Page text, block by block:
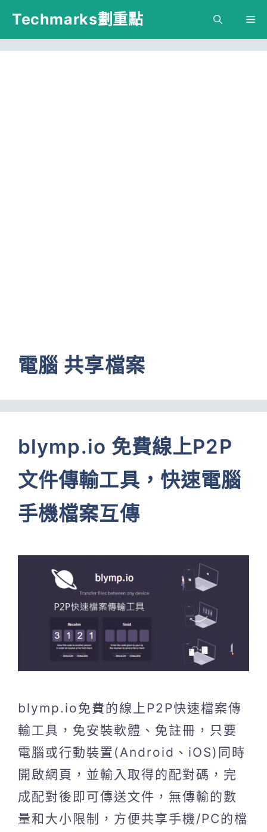
跳
主
Techmarks劃重點
電腦 共享檔案
blymp.io 免費線上P2P
文件傳輸工具，快速電腦
手機檔案互傳
blymp.io免費的線上P2P快速檔案傳
輸工具，免安裝軟體、免註冊，只要
電腦或行動裝置(Android、iOS)同時
開啟網頁，並輸入取得的配對碼，完
成配對後即可傳送文件，無傳輸的數
量和大小限制，方便共享手機/PC的檔